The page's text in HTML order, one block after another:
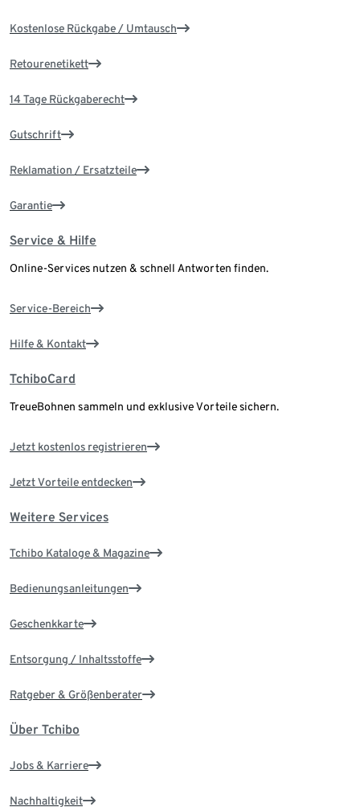
Kostenlose Rückgabe / Umtausch
Retourenetikett
14 Tage Rückgaberecht
Gutschrift
Reklamation / Ersatzteile
Garantie
Service & Hilfe
Online-Services nutzen & schnell Antworten finden.
Service-Bereich
Hilfe & Kontakt
TchiboCard
TreueBohnen sammeln und exklusive Vorteile sichern.
Jetzt kostenlos registrieren
Jetzt Vorteile entdecken
Weitere Services
Tchibo Kataloge & Magazine
Bedienungsanleitungen
Geschenkkarte
Entsorgung / Inhaltsstoffe
Ratgeber & Größenberater
Über Tchibo
Jobs & Karriere
Nachhaltigkeit